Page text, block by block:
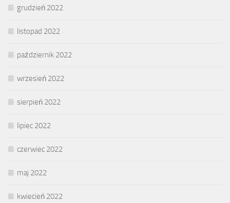
grudzień 2022
listopad 2022
październik 2022
wrzesień 2022
sierpień 2022
lipiec 2022
czerwiec 2022
maj 2022
kwiecień 2022